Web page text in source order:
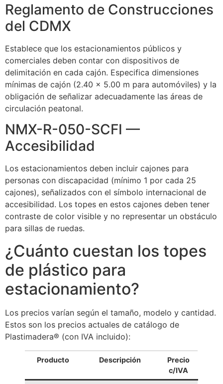
Reglamento de Construcciones
del CDMX
Establece que los estacionamientos públicos y
comerciales deben contar con dispositivos de
delimitación en cada cajón. Especifica dimensiones
mínimas de cajón (2.40 × 5.00 m para automóviles) y la
obligación de señalizar adecuadamente las áreas de
circulación peatonal.
NMX-R-050-SCFI —
Accesibilidad
Los estacionamientos deben incluir cajones para
personas con discapacidad (mínimo 1 por cada 25
cajones), señalizados con el símbolo internacional de
accesibilidad. Los topes en estos cajones deben tener
contraste de color visible y no representar un obstáculo
para sillas de ruedas.
¿Cuánto cuestan los topes
de plástico para
estacionamiento?
Los precios varían según el tamaño, modelo y cantidad.
Estos son los precios actuales de catálogo de
Plastimadera® (con IVA incluido):
Producto Descripción
Precio
c/IVA